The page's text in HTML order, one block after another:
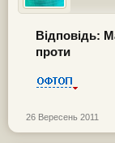
Відповідь:
проти
26 Вересень 2011